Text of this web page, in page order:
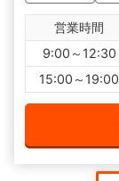
営業時間
9:00～12:30
15:00～19:00